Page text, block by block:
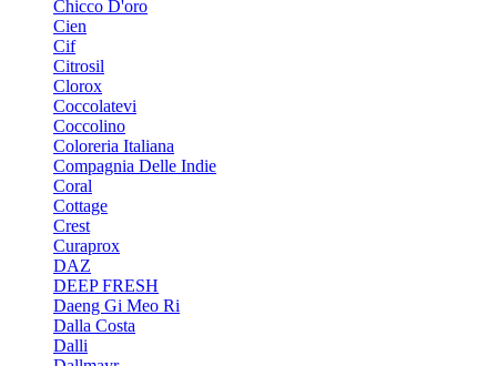
Chicco D'oro
Cien
Cif
Citrosil
Clorox
Coccolatevi
Coccolino
Coloreria Italiana
Compagnia Delle Indie
Coral
Cottage
Crest
Curaprox
DAZ
DEEP FRESH
Daeng Gi Meo Ri
Dalla Costa
Dalli